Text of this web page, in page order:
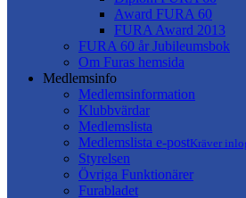
Award FURA 60
FURA Award 2013
FURA 60 år Jubileumsbok
Om Furas hemsida
Medlemsinfo
Medlemsinformation
Klubbvärdar
Medlemslista
Medlemslista e-postKräver
Styrelsen
Övriga Funktionärer
Furabladet